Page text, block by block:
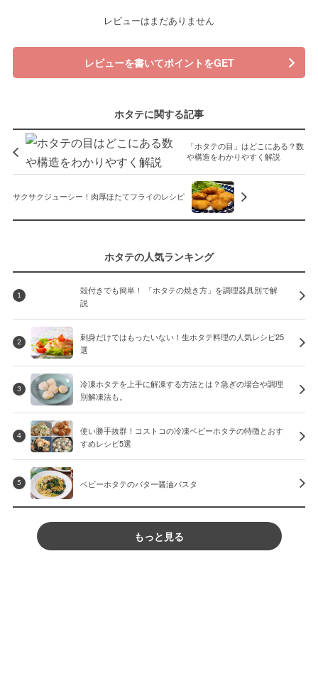
レビューはまだありません
レビューを書いてポイントをGET
ホタテに関する記事
「ホタテの目」はどこにある？数
や構造をわかりやすく解説
サクサクジューシー！肉厚ほたてフライのレシピ
ホタテの人気ランキング
1
殻付きでも簡単！ 「ホタテの焼き方」を調理器具別で解
説
2
刺身だけではもったいない！生ホタテ料理の人気レシピ25
選
3
冷凍ホタテを上手に解凍する方法とは？急ぎの場合や調理
別解凍法も。
4
使い勝手抜群！コストコの冷凍ベビーホタテの特徴とおす
すめレシピ5選
5 ベビーホタテのバター醤油パスタ
もっと見る